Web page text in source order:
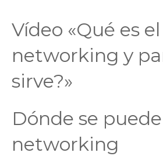
Vídeo «Qué es el
networking y
sirve?»
Dónde se
networking